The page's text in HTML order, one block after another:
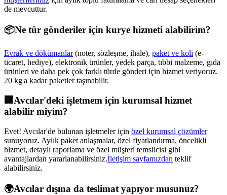
de mevcuttur.
📦Ne tür gönderiler için kurye hizmeti alabilirim?
Evrak ve dökümanlar(noter, sözleşme, ihale), paket ve koli (e-
ticaret, hediye), elektronik ürünler, yedek parça, tıbbi malzeme, gıda
ürünleri ve daha pek çok farklı türde gönderi için hizmet veriyoruz.
20 kg'a kadar paketler taşınabilir.
🏢 Avcılar'deki işletmem için kurumsal hizmet
alabilir miyim?
Evet! Avcılar'de bulunan işletmeler için özel kurumsal çözümler
sunuyoruz. Aylık paket anlaşmalar, özel fiyatlandırma, öncelikli
hizmet, detaylı raporlama ve özel müşteri temsilcisi gibi
avantajlardan yararlanabilirsiniz.İletişim sayfamızdan teklif
alabilirsiniz.
🌍Avcılar dışına da teslimat yapıyor musunuz?